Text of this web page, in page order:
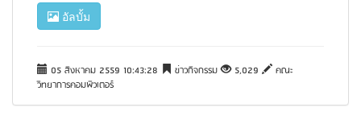
อัลบั้ม
05 สิงหาคม 2559 10:43:28 ข่าวกิจกรรม 5,029
คณะ
วิทยาการคอมพิวเตอร์